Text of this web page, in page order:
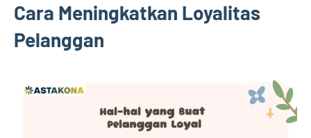
Cara Meningkatkan Loyalitas
Pelanggan